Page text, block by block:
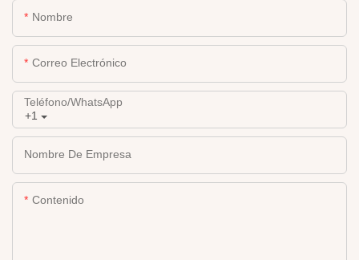
Nombre
Correo Electrónico
+1
Teléfono/WhatsApp
Nombre De Empresa
Contenido